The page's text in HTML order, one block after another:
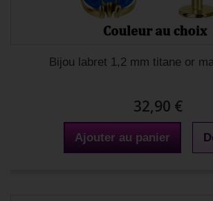
Bijou labret 1,2 mm titane or
32,90 €
Ajouter au panier